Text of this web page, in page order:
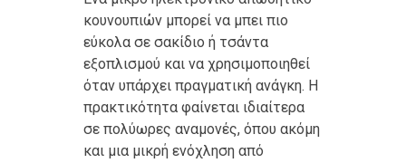
κουνουπιών μπορεί να μπει πιο
εύκολα σε σακίδιο ή τσάντα
εξοπλισμού και να χρησιμοποιηθεί
όταν υπάρχει πραγματική ανάγκη. Η
πρακτικότητα φαίνεται ιδιαίτερα
σε πολύωρες αναμονές, όπου ακόμη
και μια μικρή ενόχληση από